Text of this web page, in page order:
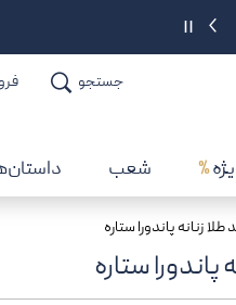
||
جستجو
% شعب
زنانه پاندورا ستاره
ستاره